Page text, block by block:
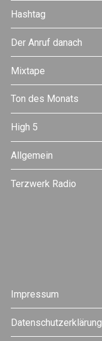
Hashtag
Der Anruf danach
Mixtape
Ton des Monats
High 5
Allgemein
Terzwerk Radio
Impressum
Datenschutzerklärung